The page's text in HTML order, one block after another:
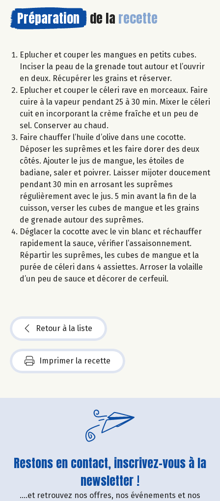
Préparation de la recette
Eplucher et couper les mangues en petits cubes.
Inciser la peau de la grenade tout autour et l’ouvrir
en deux. Récupérer les grains et réserver.
Eplucher et couper le céleri rave en morceaux. Faire
cuire à la vapeur pendant 25 à 30 min. Mixer le céleri
cuit en incorporant la crème fraîche et un peu de
sel. Conserver au chaud.
Faire chauffer l’huile d’olive dans une cocotte.
Déposer les suprêmes et les faire dorer des deux
côtés. Ajouter le jus de mangue, les étoiles de
badiane, saler et poivrer. Laisser mijoter doucement
pendant 30 min en arrosant les suprêmes
régulièrement avec le jus. 5 min avant la fin de la
cuisson, verser les cubes de mangue et les grains
de grenade autour des suprêmes.
Déglacer la cocotte avec le vin blanc et réchauffer
rapidement la sauce, vérifier l’assaisonnement.
Répartir les suprêmes, les cubes de mangue et la
purée de céleri dans 4 assiettes. Arroser la volaille
d’un peu de sauce et décorer de cerfeuil.
Retour à la liste
Imprimer la recette
Restons en contact, inscrivez-vous à la
newsletter !
....et retrouvez nos offres, nos événements et nos